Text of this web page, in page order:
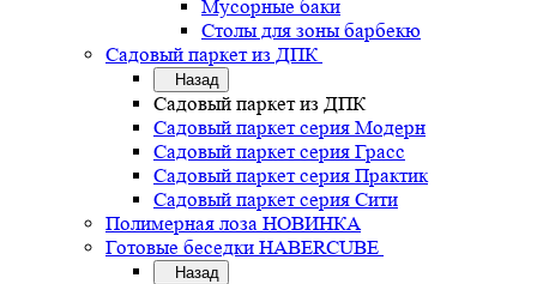
Мусорные баки
Столы для зоны барбекю
Садовый паркет из ДПК
Назад
Садовый паркет из ДПК
Садовый паркет серия Mодерн
Садовый паркет серия Грасс
Садовый паркет серия Практик
Садовый паркет серия Сити
Полимерная лоза НОВИНКА
Готовые беседки HABERCUBE
Назад